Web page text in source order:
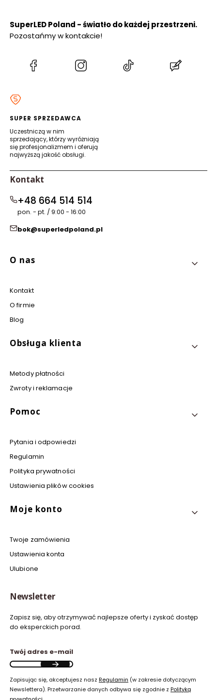
SuperLED Poland - światło do każdej przestrzeni.
Pozostańmy w kontakcie!
(Otwiera
(Otwiera
(Otwiera
SUPER SPRZEDAWCA
Uczestniczą w nim
sprzedający, którzy wyróżniają
się profesjonalizmem i oferują
najwyższą jakość obsługi.
Kontakt
+48 664 514 514
pon. - pt. / 9:00 - 16:00
bok@superledpoland.pl
Linki w stopce
O nas
Kontakt
O firmie
Blog
Obsługa klienta
Metody płatności
Zwroty i reklamacje
Pomoc
Pytania i odpowiedzi
Regulamin
Polityka prywatności
Ustawienia plików cookies
Moje konto
Twoje zamówienia
Ustawienia konta
Ulubione
Newsletter
Zapisz się, aby otrzymywać najlepsze oferty i zyskać dostęp
do eksperckich porad.
Twój adres e-mail
Zapisując się, akceptujesz nasz Regulamin (w zakresie dotyczącym
Newslettera). Przetwarzanie danych odbywa się zgodnie z Polityką